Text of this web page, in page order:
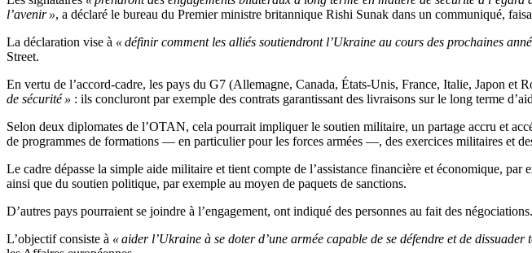
l’avenir », a déclaré le bureau du Premier ministre britannique Rishi Sunak dans un communiqué,
La déclaration vise à « définir comment les alliés soutiendront l’Ukraine au cours des prochaines
Street.
En vertu de l’accord-cadre, les pays du G7 (Allemagne, Canada, États-Unis, France, Italie, Japon et
de sécurité » : ils concluront par exemple des contrats garantissant des livraisons sur le long terme
Selon deux diplomates de l’OTAN, cela pourrait impliquer le soutien militaire, un partage accru et
de programmes de formations — en particulier pour les forces armées —, des exercices militaires et
Le cadre dépasse la simple aide militaire et tient compte de l’assistance financière et économique,
ainsi que du soutien politique, par exemple au moyen de paquets de sanctions.
D’autres pays pourraient se joindre à l’engagement, ont indiqué des personnes au fait des négociations.
L’objectif consiste à « aider l’Ukraine à se doter d’une armée capable de se défendre et de dissuader